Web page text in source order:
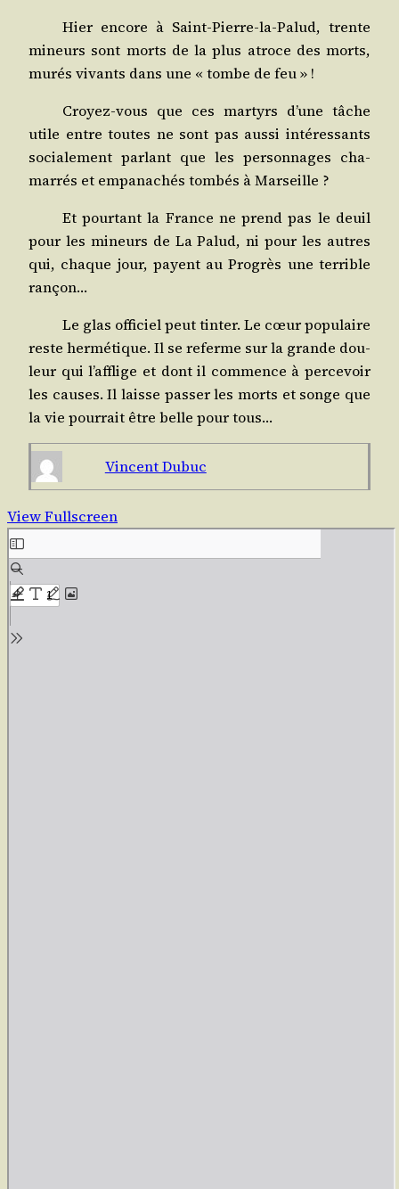
Hier encore à Saint-Pierre-la-Palud, trente
mineurs sont morts de la plus atroce des morts,
murés vivants dans une « tombe de feu » !
Croyez-vous que ces mar­tyrs d’une tâche
utile entre toutes ne sont pas aus­si inté­res­sants
socia­le­ment par­lant que les per­son­nages cha­
mar­rés et empa­na­chés tom­bés à Marseille ?
Et pour­tant la France ne prend pas le deuil
pour les mineurs de La Palud, ni pour les autres
qui, chaque jour, payent au Pro­grès une ter­rible
rançon…
Le glas offi­ciel peut tin­ter. Le cœur popu­laire
reste her­mé­tique. Il se referme sur la grande dou­
leur qui l’af­flige et dont il com­mence à per­ce­voir
les causes. Il laisse pas­ser les morts et songe que
la vie pour­rait être belle pour tous…
Vincent Dubuc
View Fullscreen